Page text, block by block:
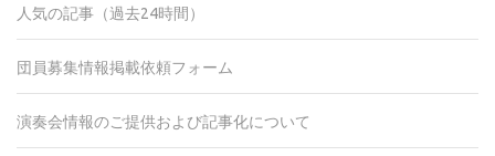
人気の記事（過去24時間）
団員募集情報掲載依頼フォーム
演奏会情報のご提供および記事化について